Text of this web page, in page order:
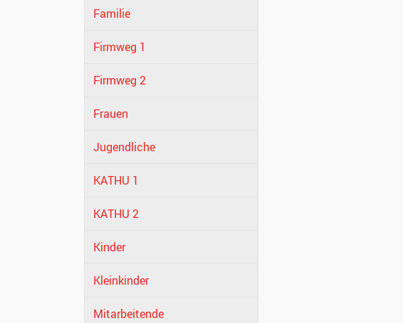
Familie
Firmweg 1
Firmweg 2
Frauen
Jugendliche
KATHU 1
KATHU 2
Kinder
Kleinkinder
Mitarbeitende